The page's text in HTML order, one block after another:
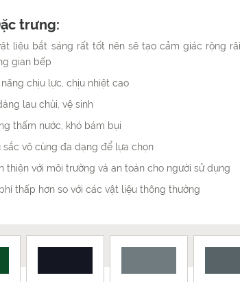
trưng:
liệu bắt sáng rất tốt nên sẽ tạo cảm giác rộng
gian bếp
năng chịu lực, chịu nhiệt cao
lau chùi, vệ sinh
thấm nước, khó bám bụi
sắc vô cùng đa dạng để lựa chọn
thiện với môi trường và an toàn cho người sử dụng
thấp hơn so với các vật liệu thông thường